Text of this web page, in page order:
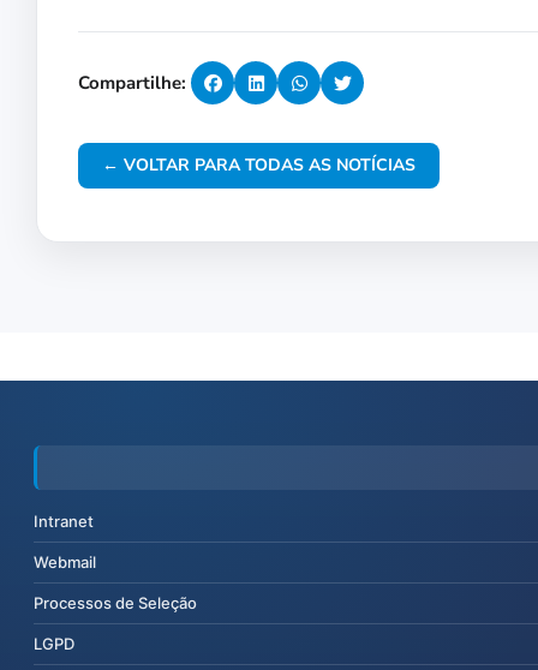
Compartilhe:
← VOLTAR PARA TODAS AS NOTÍCIAS
Intranet
Webmail
Processos de Seleção
LGPD